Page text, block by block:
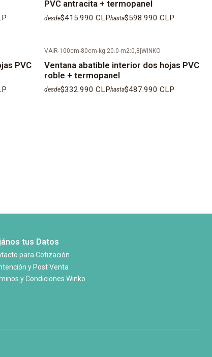
Cada ventana incluye cuñas, silicona neutra para sello
productos fabricados a medida, los tiempos de
biles aproximadamente desde la fecha
PVC antracita + termopanel
desde$415.990 CLPhasta$598.990 CLP
PVC
VAIR-100cm-80cm-kg:20.0-m2:0,8 WINKO
Ventana abatible interior dos hojas PVC
roble + termopanel
desde$332.990 CLPhasta$487.990 CLP
tus Datos
para Cotización
y Post Venta
y Condiciones Winko